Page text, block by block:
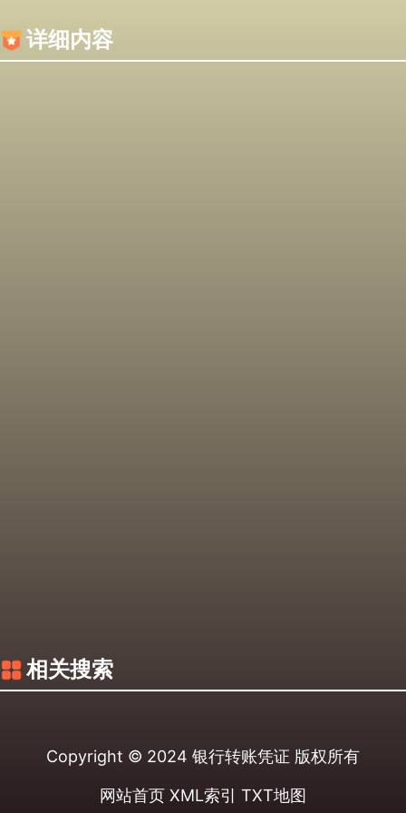
详细内容
相关搜索
Copyright © 2024 银行转账凭证 版权所有
网站首页 XML索引 TXT地图